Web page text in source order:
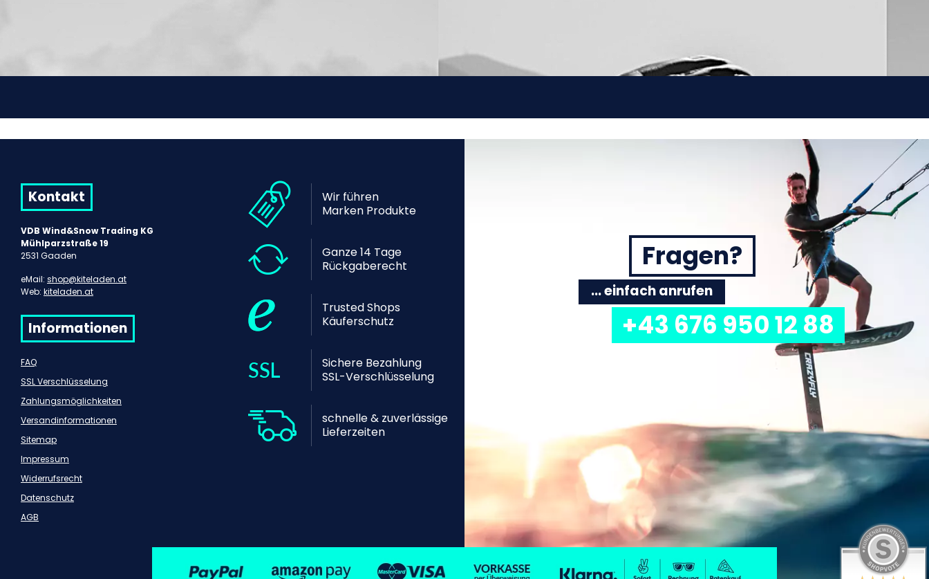
Kontakt
VDB Wind&Snow Trading KG
Mühlparzstraße 19
2531 Gaaden
eMail: shop@kiteladen.at
Web: kiteladen.at
Informationen
FAQ
SSL Verschlüsselung
Zahlungsmöglichkeiten
Versandinformationen
Sitemap
Impressum
Widerrufsrecht
Datenschutz
AGB
Wir führen
Marken Produkte
Ganze 14 Tage
Rückgaberecht
Trusted Shops
Käuferschutz
Sichere Bezahlung
SSL-Verschlüsselung
schnelle & zuverlässige
Lieferzeiten
Fragen?
... einfach anrufen
+43 676 950 12 88